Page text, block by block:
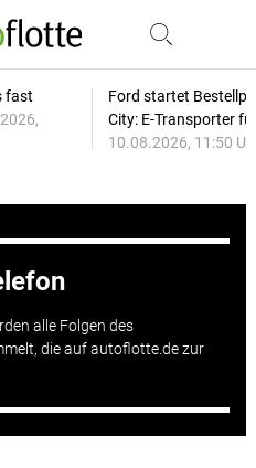
fast
Ford startet
City: E-Transporter
10.08.2026, 11:50
alle Folgen des
die auf autoflotte.de zur